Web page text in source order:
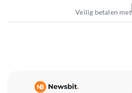
Veilig betalen met